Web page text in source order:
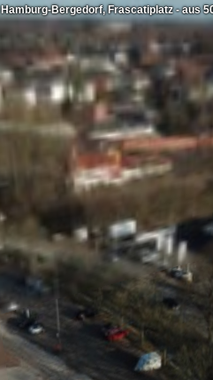
Hamburg-Bergedorf, Frascatiplatz - aus